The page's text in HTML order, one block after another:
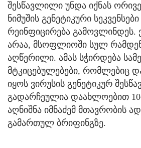
შესწავლილი უნდა იქნას
ნიმუშის გენეტიკური
რეინფიცირება გამოვლინდეს.
არაა, მსოფლიოში სულ
აღწერილი. ამას სჭირდება
მტკიცებულებები, რომლებიც
იყოს ვირუსის გენეტიკურ
გადარჩეულია დაახლოებით
აღნიშნა იმნაძემ მთავრობის
გამართულ ბრიფინგზე.